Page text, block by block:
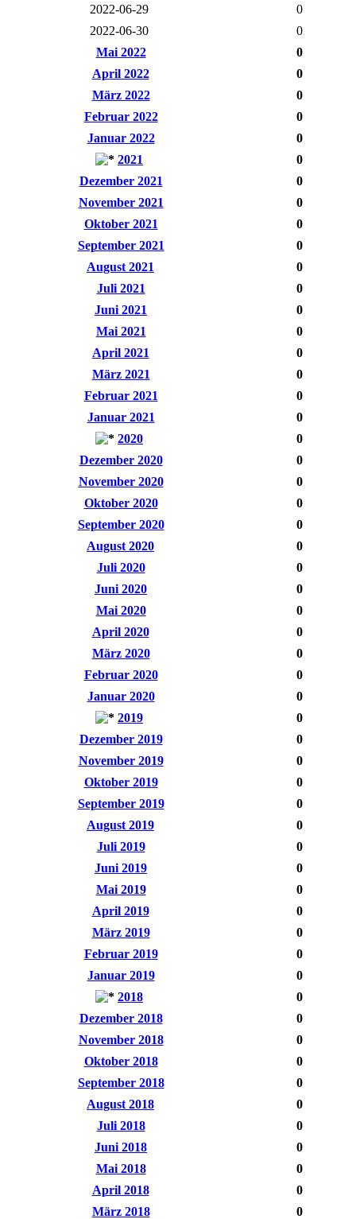
2022-06-29
0
2022-06-30
0
Mai 2022
0
April 2022
0
März 2022
0
Februar 2022
0
Januar 2022
0
2021
0
Dezember 2021
0
November 2021
0
Oktober 2021
0
September 2021
0
August 2021
0
Juli 2021
0
Juni 2021
0
Mai 2021
0
April 2021
0
März 2021
0
Februar 2021
0
Januar 2021
0
2020
0
Dezember 2020
0
November 2020
0
Oktober 2020
0
September 2020
0
August 2020
0
Juli 2020
0
Juni 2020
0
Mai 2020
0
April 2020
0
März 2020
0
Februar 2020
0
Januar 2020
0
2019
0
Dezember 2019
0
November 2019
0
Oktober 2019
0
September 2019
0
August 2019
0
Juli 2019
0
Juni 2019
0
Mai 2019
0
April 2019
0
März 2019
0
Februar 2019
0
Januar 2019
0
2018
0
Dezember 2018
0
November 2018
0
Oktober 2018
0
September 2018
0
August 2018
0
Juli 2018
0
Juni 2018
0
Mai 2018
0
April 2018
0
März 2018
0